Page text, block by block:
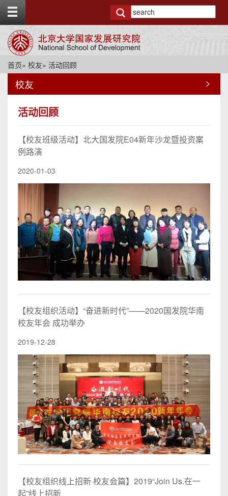
g
o
首页» 校友» 活动回顾
校友
活动回顾
【校友班级活动】北大国发院E04新年沙龙暨投资案
例路演
2020-01-03
【校友组织活动】“奋进新时代”——2020国发院华南
校友年会 成功举办
2019-12-28
【校友组织线上招新·校友会篇】2019“Join Us.在一
起”线上招新